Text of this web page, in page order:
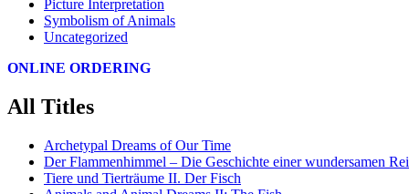
Picture Interpretation
Symbolism of Animals
Uncategorized
ONLINE ORDERING
All Titles
Archetypal Dreams of Our Time
Der Flammenhimmel – Die Geschichte einer wundersamen
Tiere und Tierträume II. Der Fisch